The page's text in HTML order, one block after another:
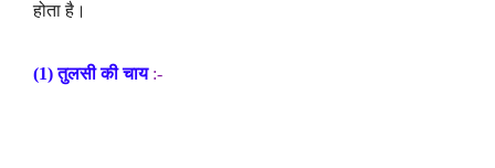
होता है ।
(1)तुलसी की चाय :-